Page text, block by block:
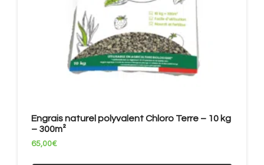
Engrais naturel polyvalent Chloro Terre – 10 kg
– 300m²
65,00€